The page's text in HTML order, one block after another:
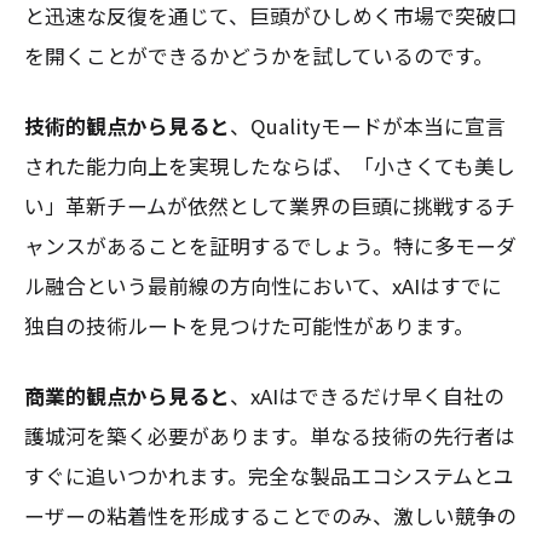
と迅速な反復を通じて、巨頭がひしめく市場で突破口
を開くことができるかどうかを試しているのです。
技術的観点から見ると、Qualityモードが本当に宣言
された能力向上を実現したならば、「小さくても美し
い」革新チームが依然として業界の巨頭に挑戦するチ
ャンスがあることを証明するでしょう。特に多モーダ
ル融合という最前線の方向性において、xAIはすでに
独自の技術ルートを見つけた可能性があります。
商業的観点から見ると、xAIはできるだけ早く自社の
護城河を築く必要があります。単なる技術の先行者は
すぐに追いつかれます。完全な製品エコシステムとユ
ーザーの粘着性を形成することでのみ、激しい競争の